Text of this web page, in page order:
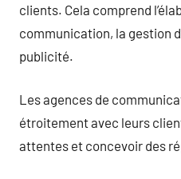
clients. Cela comprend
communication, la gestion
publicité.
Les agences de
étroitement avec leurs
attentes et concevoir des